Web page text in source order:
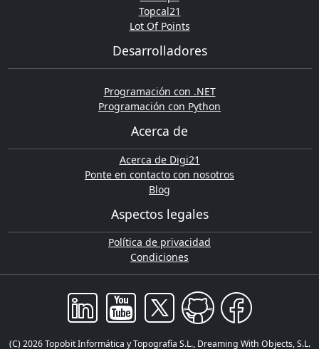
Topcal21
Lot Of Points
Desarrolladores
Programación con .NET
Programación con Python
Acerca de
Acerca de Digi21
Ponte en contacto con nosotros
Blog
Aspectos legales
Política de privacidad
Condiciones
(C) 2026 Topobit Informática y Topografía S.L., Dreaming With Objects, S.L.